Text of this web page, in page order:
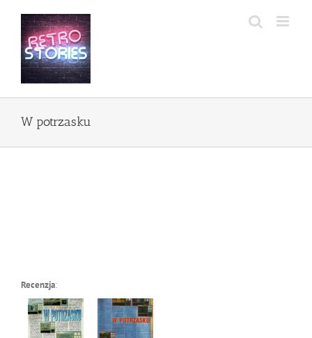
zawartości
W potrzasku
Recenzja: